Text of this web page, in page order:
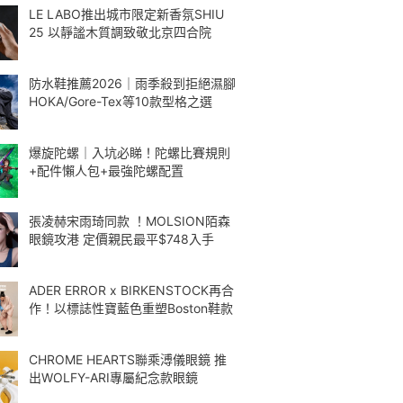
LE LABO推出城市限定新香氛SHIU
25 以靜謐木質調致敬北京四合院
防水鞋推薦2026｜雨季殺到拒絕濕腳
HOKA/Gore-Tex等10款型格之選
爆旋陀螺｜入坑必睇！陀螺比賽規則
+配件懶人包+最強陀螺配置
張凌赫宋雨琦同款 ！MOLSION陌森
眼鏡攻港 定價親民最平$748入手
ADER ERROR x BIRKENSTOCK再合
作！以標誌性寶藍色重塑Boston鞋款
CHROME HEARTS聯乘溥儀眼鏡 推
出WOLFY-ARI專屬紀念款眼鏡